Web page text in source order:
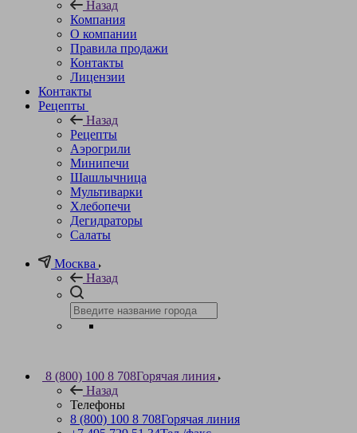
Назад
Компания
О компании
Правила продажи
Контакты
Лицензии
Контакты
Рецепты
Назад
Рецепты
Аэрогрили
Минипечи
Шашлычница
Мультиварки
Хлебопечи
Дегидраторы
Салаты
Москва
Назад
8 (800) 100 8 708Горячая линия
Назад
Телефоны
8 (800) 100 8 708Горячая линия